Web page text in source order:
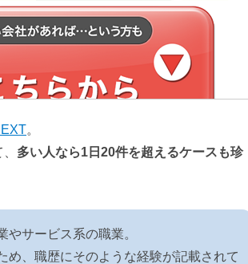
。
多い人なら1日20件を超えるケースも珍
サービス系の職業。
め、職歴にそのような経験が記載されて